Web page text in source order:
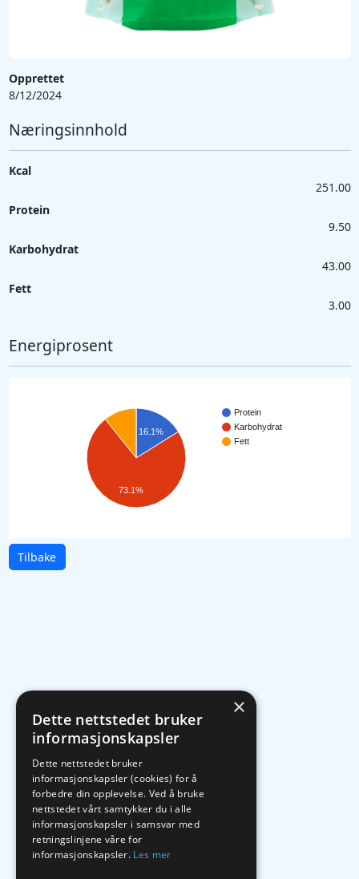
Opprettet
8/12/2024
Næringsinnhold
Kcal
251.00
Protein
9.50
Karbohydrat
43.00
Fett
3.00
Energiprosent
Protein
Karbohydrat
Fett
16.1%
73.1%
Tilbake
×
Dette nettstedet bruker
informasjonskapsler
Dette nettstedet bruker
informasjonskapsler (cookies) for å
forbedre din opplevelse. Ved å bruke
nettstedet vårt samtykker du i alle
informasjonskapsler i samsvar med
retningslinjene våre for
informasjonskapsler. Les mer